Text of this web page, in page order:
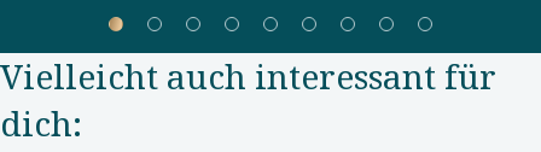
Vielleicht auch interessant für
dich: